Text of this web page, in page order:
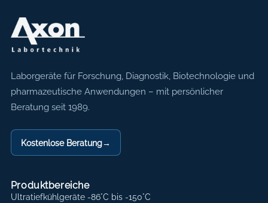
Axon Labortechnik
Laborgeräte für Forschung, Diagnostik, Biotechnologie und
pharmazeutische Anwendungen – mit persönlicher
Beratung seit 1989.
Kostenlose Beratung→
Produktbereiche
Ultratiefkühlgeräte -86°C bis -150°C